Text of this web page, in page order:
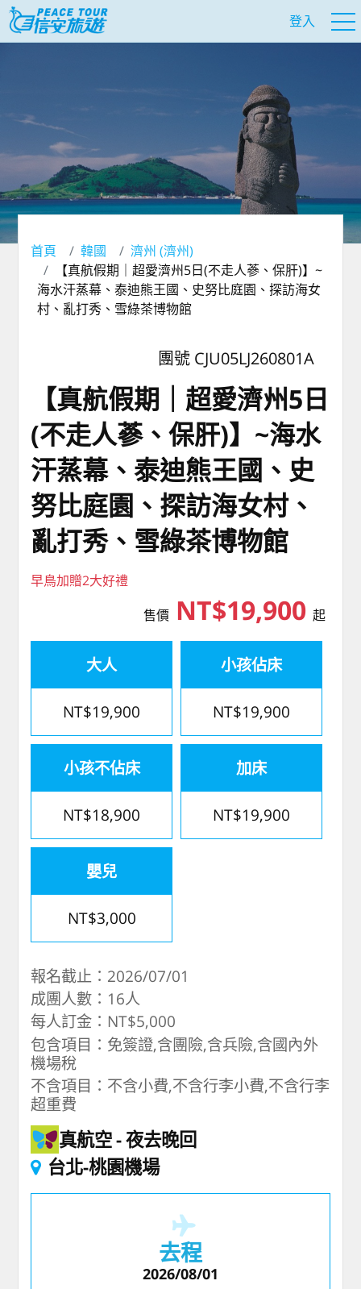
登入
首頁 韓國
濟州 (濟州)
【真航假期｜超愛濟州5⽇(不走人蔘、保肝)】~
海水汗蒸幕、泰迪熊王國、史努比庭園、探訪海女
村、亂打秀、雪綠茶博物館
團號 CJU05LJ260801A
【真航假期｜超愛濟州5⽇
(不走人蔘、保肝)】~海水
汗蒸幕、泰迪熊王國、史
努比庭園、探訪海女村、
亂打秀、雪綠茶博物館
早鳥加贈2大好禮
售價NT$19,900 起
大人
NT$19,900
小孩佔床
NT$19,900
小孩不佔床
NT$18,900
加床
NT$19,900
嬰兒
NT$3,000
報名截止：2026/07/01
成團人數：16人
每人訂金：NT$5,000
包含項目：免簽證,含團險,含兵險,含國內外
機場稅
不含項目：不含小費,不含行李小費,不含行李
超重費
真航空 夜去晚回
台北-桃園機場
去程
2026/08/01